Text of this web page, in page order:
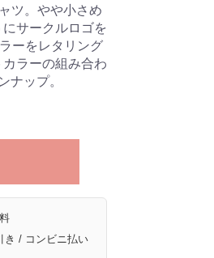
ツ。やや小さめ
サークルロゴを
ーをレタリング
ラーの組み合わ
ナップ。
き / コンビニ払い